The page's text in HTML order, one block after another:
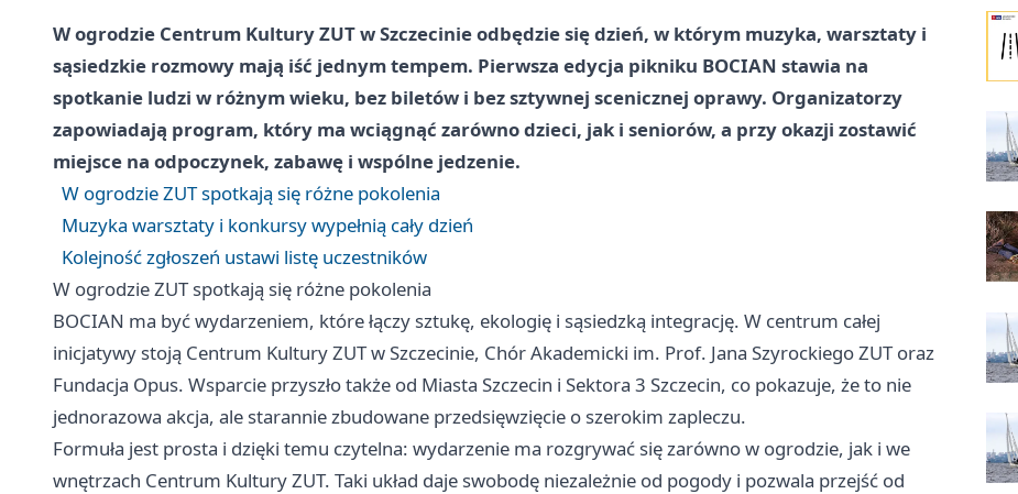
W ogrodzie Centrum Kultury ZUT w Szczecinie odbędzie się dzień, w którym muzyka, warsztaty i
sąsiedzkie rozmowy mają iść jednym tempem. Pierwsza edycja pikniku BOCIAN stawia na
spotkanie ludzi w różnym wieku, bez biletów i bez sztywnej scenicznej oprawy. Organizatorzy
zapowiadają program, który ma wciągnąć zarówno dzieci, jak i seniorów, a przy okazji zostawić
miejsce na odpoczynek, zabawę i wspólne jedzenie.
W ogrodzie ZUT spotkają się różne pokolenia
Muzyka warsztaty i konkursy wypełnią cały dzień
Kolejność zgłoszeń ustawi listę uczestników
W ogrodzie ZUT spotkają się różne pokolenia
BOCIAN ma być wydarzeniem, które łączy sztukę, ekologię i sąsiedzką integrację. W centrum całej
inicjatywy stoją Centrum Kultury ZUT w Szczecinie, Chór Akademicki im. Prof. Jana Szyrockiego ZUT oraz
Fundacja Opus. Wsparcie przyszło także od Miasta Szczecin i Sektora 3 Szczecin, co pokazuje, że to nie
jednorazowa akcja, ale starannie zbudowane przedsięwzięcie o szerokim zapleczu.
Formuła jest prosta i dzięki temu czytelna: wydarzenie ma rozgrywać się zarówno w ogrodzie, jak i we
wnętrzach Centrum Kultury ZUT. Taki układ daje swobodę niezależnie od pogody i pozwala przejść od